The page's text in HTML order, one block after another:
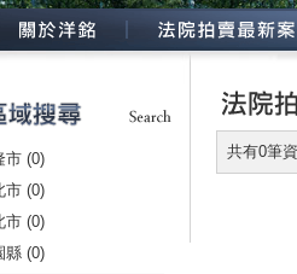
市 (0)
市 (0)
市 (0)
縣 (0)
共有0筆